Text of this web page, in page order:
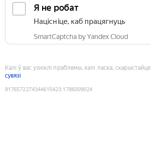
Я не робат
Націсніце, каб працягнуць
SmartCaptcha by Yandex Cloud
Калі ў вас узніклі праблемы, калі ласка, скарыстайце
сувязі
9176572274344615423:1786009024